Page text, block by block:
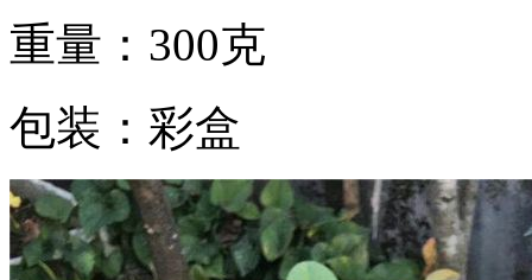
重量：300克
包装：彩盒